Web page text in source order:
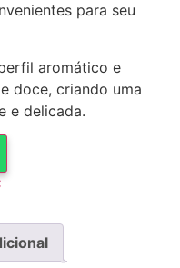
para seu
aromático e
doce, criando uma
e delicada.